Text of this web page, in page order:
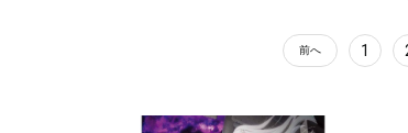
前へ 1